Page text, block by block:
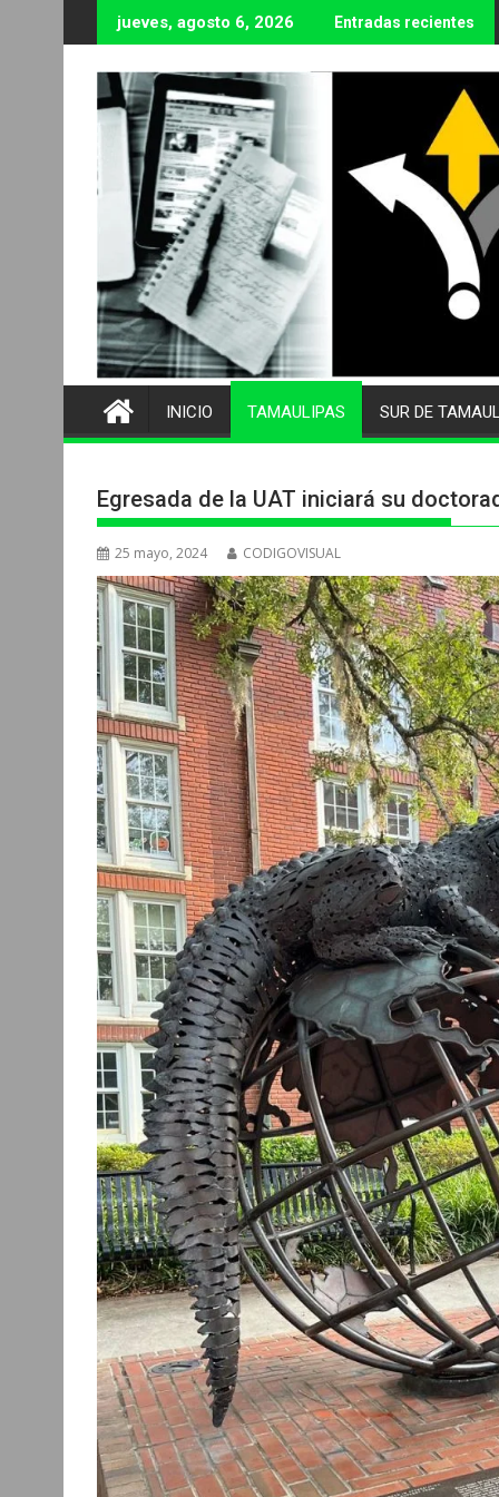
al
contenido
jueves, agosto 6, 2026 Entradas recientes
INICIO TAMAULIPAS SUR DE
Egresada de la UAT iniciará su
25 mayo, 2024 CODIGOVISUAL